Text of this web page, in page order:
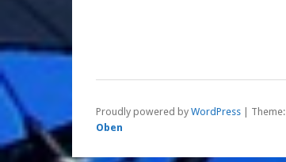
Proudly powered by WordPress
Oben